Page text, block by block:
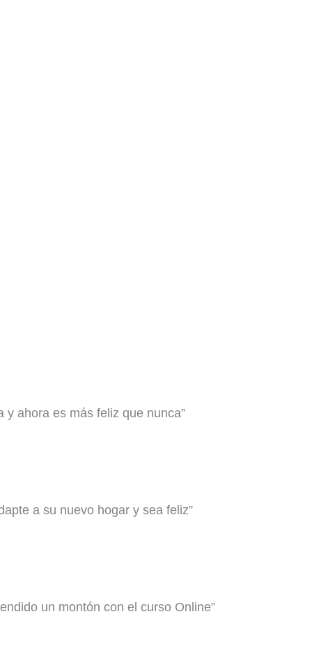
ahora es más feliz que nunca”
a su nuevo hogar y sea feliz”
un montón con el curso Online”